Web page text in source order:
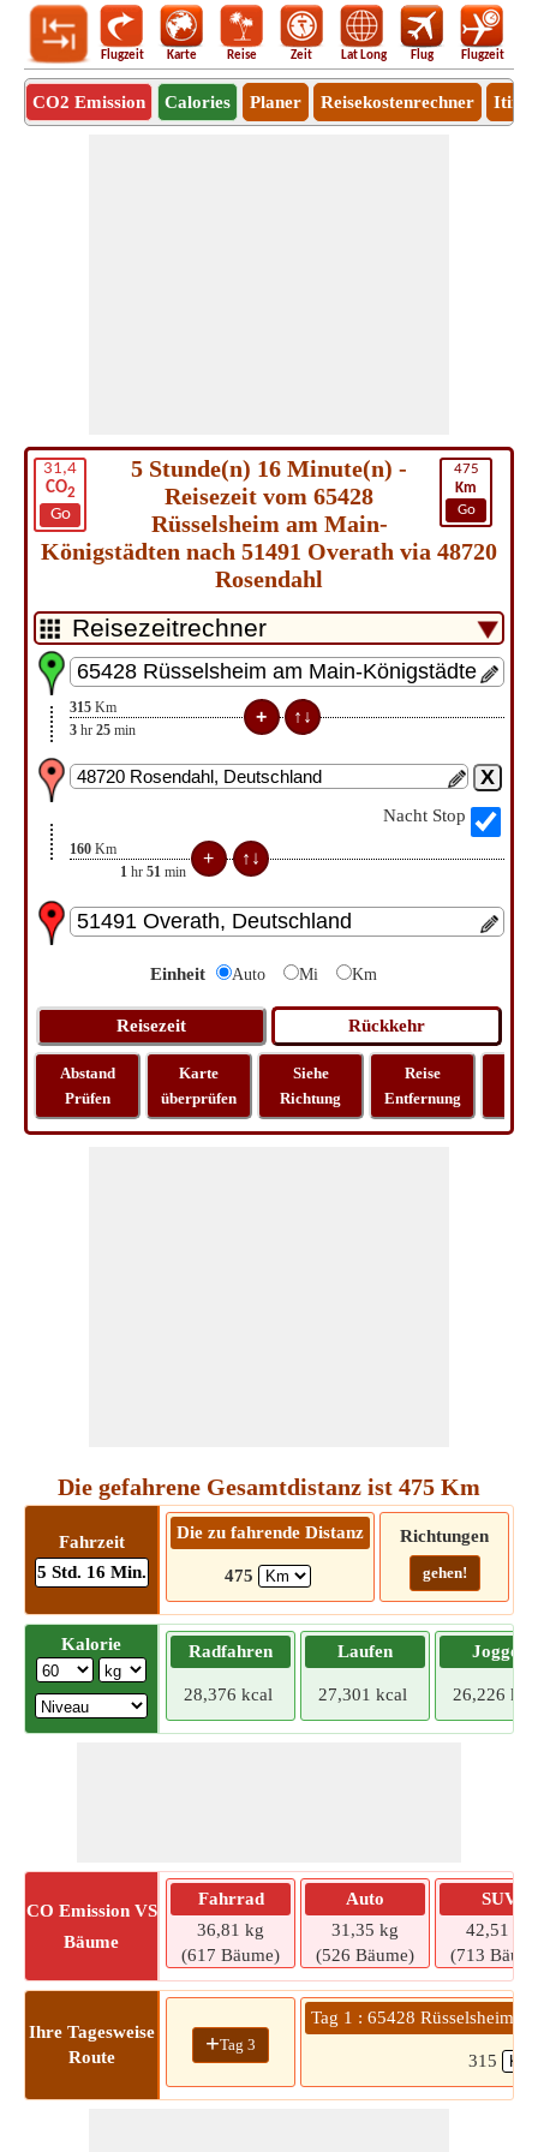
Flugzeit Karte Reise Zeit Lat Long Flug Flugzeit
CO2 Emission Calories Planer Reisekostenrechner
31,4
CO2
Go
475
Km
Go
5 Stunde(n) 16 Minute(n) -
Reisezeit vom 65428
Rüsselsheim am Main-
Königstädten nach 51491 Overath via 48720
Rosendahl
315 Km
3 hr 25 min
Nacht Stop
160 Km
1 hr 51 min
Einheit Auto Mi Km
Abstand
Prüfen
Karte
überprüfen
Siehe
Richtung
Reise
Entfernung
Die gefahrene Gesamtdistanz ist 475 Km
Fahrzeit
5 Std. 16 Min.
Die zu fahrende Distanz
475
Richtungen
gehen!
Kalorie Radfahren
28,376 kcal
Laufen
27,301 kcal
Joggen
26,226
CO Emission VS
Bäume
Fahrrad
36,81 kg
(617 Bäume)
Auto
31,35 kg
(526 Bäume)
SUV
42,51 kg
(713
Ihre Tagesweise
Route
+Tag 3
Tag 1 : 65428 Rüsselsheim
315